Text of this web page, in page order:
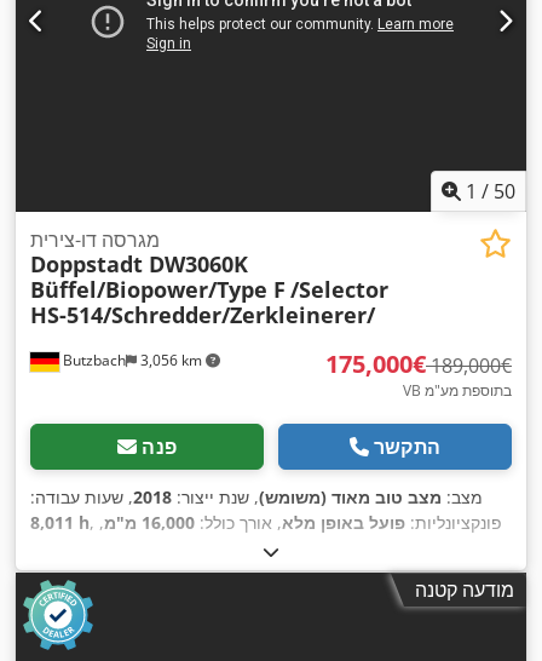
1 / 50
Butzbach 3,056 km
מגרסה דו-צירית
Doppstadt DW3060K
Büffel/Biopower/Type F /Selector
HS-514/Schredder/Zerkleinerer/
‏175,000 ‏€ ‏189,000 ‏€
VB בתוספת מע"מ
פנה התקשר
מצב: מצב טוב מאוד (משומש), שנת ייצור: 2018, שעות עבודה:
8,011 h
, פונקציונליות: פועל באופן מלא, אורך כולל: 16,000 מ"מ
,
, גובה כולל:
ק"ג, כוח:360 קילוואט (489.46 כ"ס) ,
מודעה קטנה